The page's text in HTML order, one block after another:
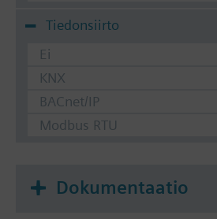
Tiedonsiirto
Ei
KNX
BACnet/IP
Modbus RTU
Dokumentaatio